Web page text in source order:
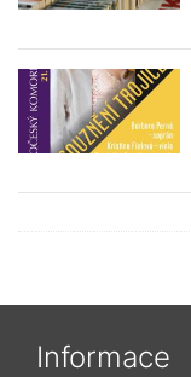
Informace